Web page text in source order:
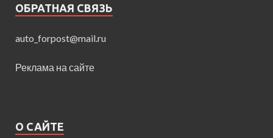
ОБРАТНАЯ СВЯЗЬ
auto_forpost@mail.ru
Реклама на сайте
О САЙТЕ